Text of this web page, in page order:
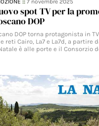
spot TV per la
DOP
DOP torna protagonista in
reti Cairo, La7 e La7d, a partire
è alle porte e il Consorzio